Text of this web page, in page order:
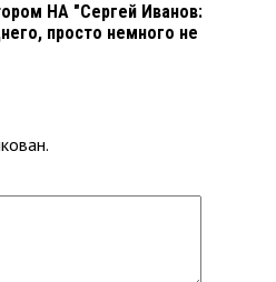
НА "Сергей Иванов:
просто немного не